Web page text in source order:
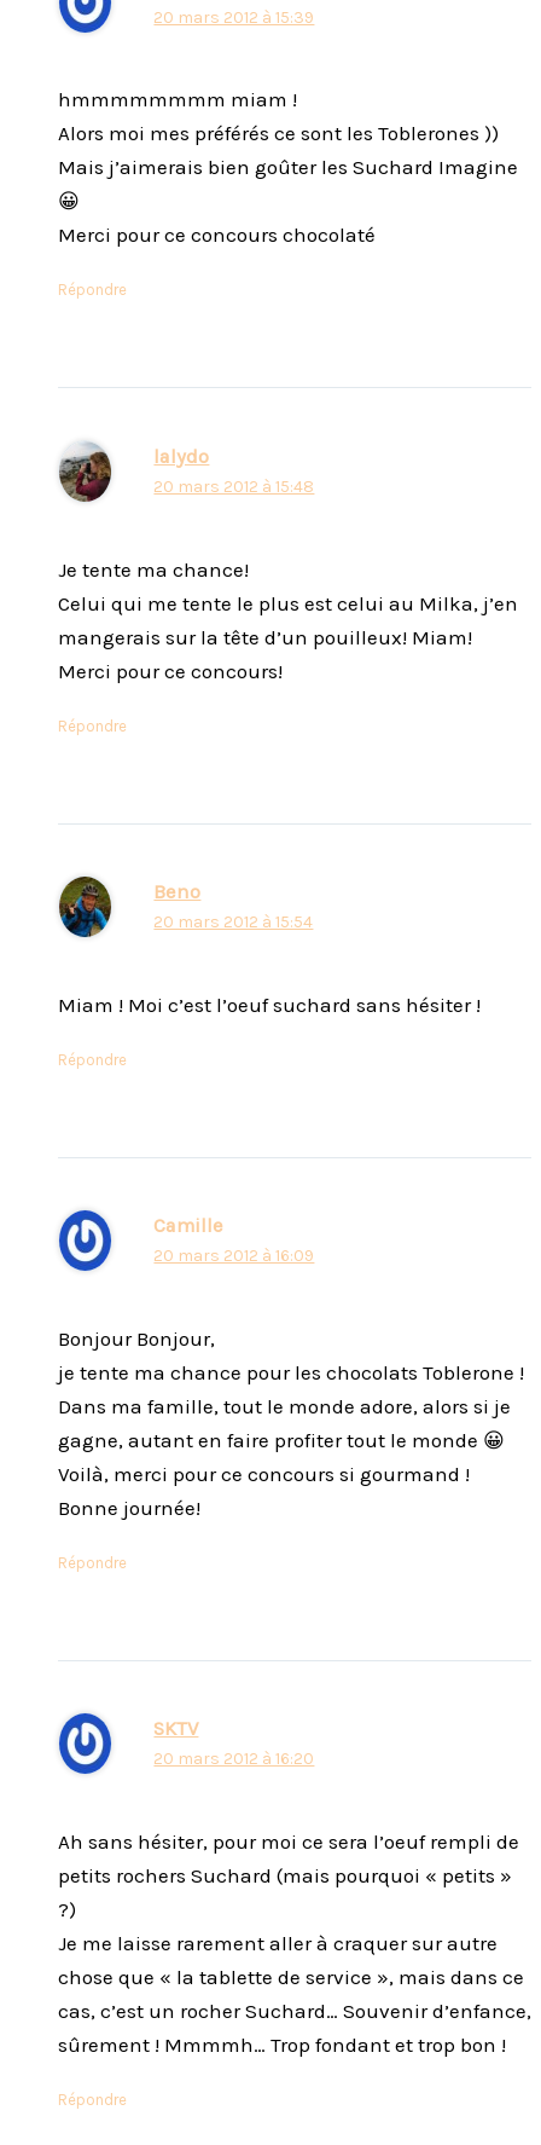
20 mars 2012 à 15:39
hmmmmmmmm miam !
Alors moi mes préférés ce sont les Toblerones ))
Mais j’aimerais bien goûter les Suchard Imagine
😀
Merci pour ce concours chocolaté
Répondre
lalydo
20 mars 2012 à 15:48
Je tente ma chance!
Celui qui me tente le plus est celui au Milka, j’en
mangerais sur la tête d’un pouilleux! Miam!
Merci pour ce concours!
Répondre
Beno
20 mars 2012 à 15:54
Miam ! Moi c’est l’oeuf suchard sans hésiter !
Répondre
Camille
20 mars 2012 à 16:09
Bonjour Bonjour,
je tente ma chance pour les chocolats Toblerone !
Dans ma famille, tout le monde adore, alors si je
gagne, autant en faire profiter tout le monde 😀
Voilà, merci pour ce concours si gourmand !
Bonne journée!
Répondre
SKTV
20 mars 2012 à 16:20
Ah sans hésiter, pour moi ce sera l’oeuf rempli de
petits rochers Suchard (mais pourquoi « petits »
?)
Je me laisse rarement aller à craquer sur autre
chose que « la tablette de service », mais dans ce
cas, c’est un rocher Suchard… Souvenir d’enfance,
sûrement ! Mmmmh… Trop fondant et trop bon !
Répondre